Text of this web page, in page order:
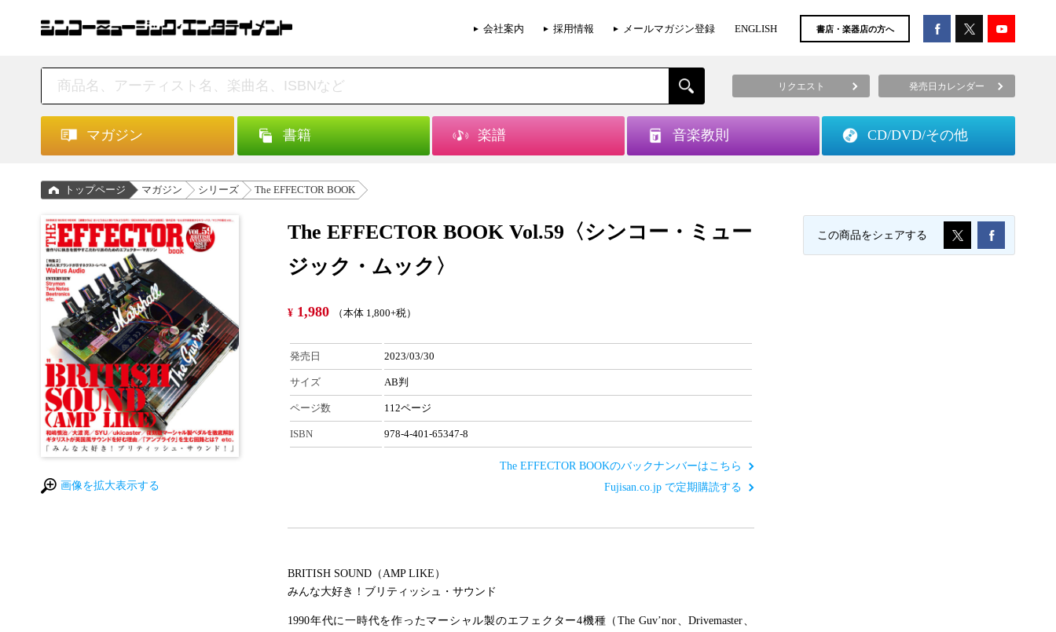
会社案内 採用情報 メールマガジン登録 ENGLISH 書店・楽器店の方へ
リクエスト 発売日カレンダー
マガジン 書籍 楽譜 音楽教則 CD/DVD/その他
トップページ マガジン シリーズ The EFFECTOR BOOK
画像を拡大表示する
The EFFECTOR BOOK Vol.59〈シンコー・ミュー
ジック・ムック〉
¥ 1,980 （本体 1,800+税）
発売日 2023/03/30
サイズ AB判
ページ数 112ページ
ISBN 978-4-401-65347-8
The EFFECTOR BOOKのバックナンバーはこちら
Fujisan.co.jp で定期購読する
BRITISH SOUND（AMP LIKE）
みんな大好き！ブリティッシュ・サウンド
1990年代に一時代を作ったマーシャル製のエフェクター4機種（The Guv’nor、Drivemaster、
この商品をシェアする